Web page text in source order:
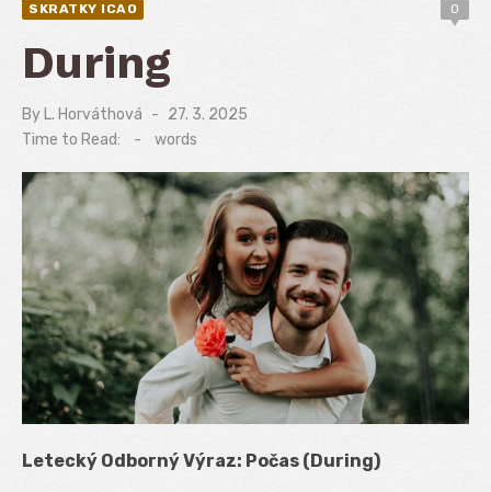
SKRATKY ICAO 0
During
By L. Horváthová
Posted
on
27. 3. 2025
Time to Read:
- words
Letecký Odborný Výraz: Počas (During)